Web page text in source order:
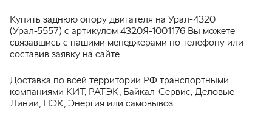
Купить заднюю опору двигателя на Урал-4320
(Урал-5557) с артикулом 4320Я-1001176 Вы можете
связавшись с нашими менеджерами по телефону или
составив заявку на сайте
Доставка по всей территории РФ транспортными
компаниями КИТ, РАТЭК, Байкал-Сервис, Деловые
Линии, ПЭК, Энергия или самовывоз